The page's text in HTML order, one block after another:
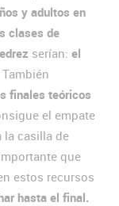
y adultos en
clases de
serían: el
. También
finales teóricos
el empate
la casilla de
que
estos recursos
hasta el final.